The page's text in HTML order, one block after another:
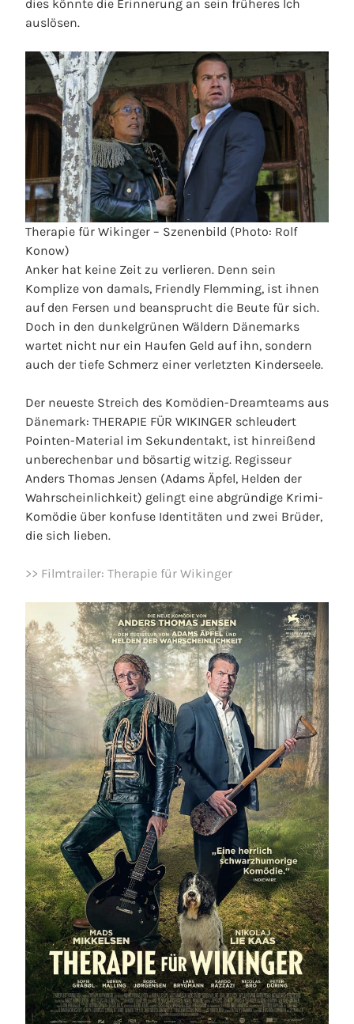
dies könnte die Erinnerung an sein früheres Ich
auslösen.
Therapie für Wikinger – Szenenbild (Photo: Rolf
Konow)
Anker hat keine Zeit zu verlieren. Denn sein
Komplize von damals, Friendly Flemming, ist ihnen
auf den Fersen und beansprucht die Beute für sich.
Doch in den dunkelgrünen Wäldern Dänemarks
wartet nicht nur ein Haufen Geld auf ihn, sondern
auch der tiefe Schmerz einer verletzten Kinderseele.
Der neueste Streich des Komödien-Dreamteams aus
Dänemark: THERAPIE FÜR WIKINGER schleudert
Pointen-Material im Sekundentakt, ist hinreißend
unberechenbar und bösartig witzig. Regisseur
Anders Thomas Jensen (Adams Äpfel, Helden der
Wahrscheinlichkeit) gelingt eine abgründige Krimi-
Komödie über konfuse Identitäten und zwei Brüder,
die sich lieben.
>> Filmtrailer: Therapie für Wikinger